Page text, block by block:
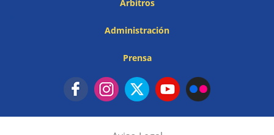
Árbitros
Administración
Prensa